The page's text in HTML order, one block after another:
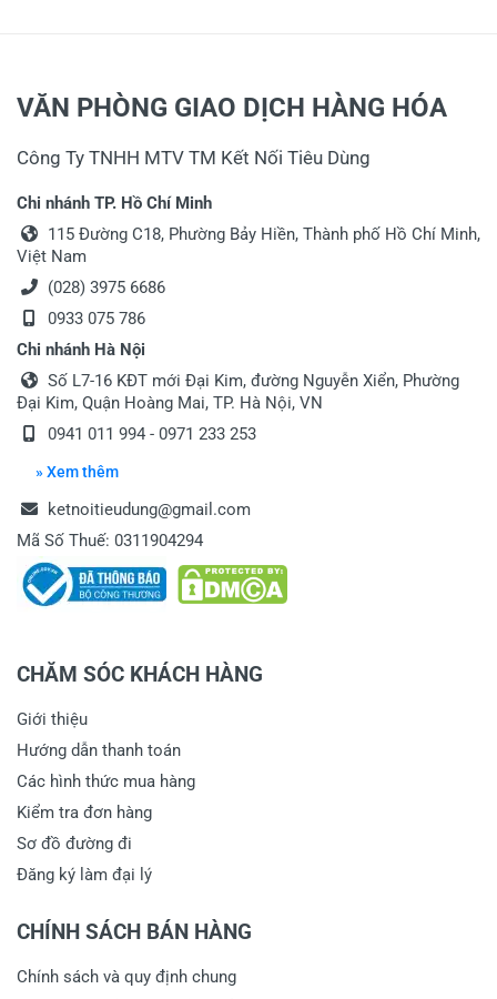
VĂN PHÒNG GIAO DỊCH HÀNG HÓA
Công Ty TNHH MTV TM Kết Nối Tiêu Dùng
Chi nhánh TP. Hồ Chí Minh
115 Đường C18, Phường Bảy Hiền, Thành phố Hồ Chí Minh,
Việt Nam
(028) 3975 6686
0933 075 786
Chi nhánh Hà Nội
Số L7-16 KĐT mới Đại Kim, đường Nguyễn Xiển, Phường
Đại Kim, Quận Hoàng Mai, TP. Hà Nội, VN
0941 011 994 - 0971 233 253
» Xem thêm
ketnoitieudung@gmail.com
Mã Số Thuế: 0311904294
CHĂM SÓC KHÁCH HÀNG
Giới thiệu
Hướng dẫn thanh toán
Các hình thức mua hàng
Kiểm tra đơn hàng
Sơ đồ đường đi
Đăng ký làm đại lý
CHÍNH SÁCH BÁN HÀNG
Chính sách và quy định chung